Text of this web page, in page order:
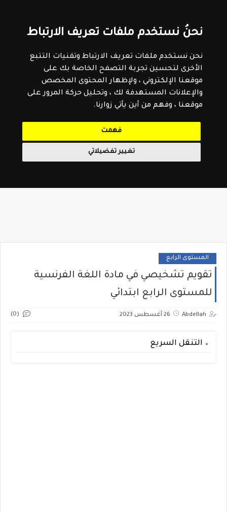
نحنُ نستخدم ملفات تعريف الارتباط
نحن نستخدم ملفات تعريف الارتباط وتقنيات التتبع
الأخرى لتحسين تجربة التصفح الخاصة بك على
موقعنا الإلكتروني ، ولإظهار المحتوى المخصص
والإعلانات المستهدفة لك ، وتحليل حركة المرور على
موقعنا ، وفهم من أين يأتي زوارنا.
فهمت
تغيير تفضيلاتي
المستوى الرابع
تقويم تشخيصي في مادة اللغة الفرنسية
للمستوى الرابع ابتدائي
Abdellah 26 أغسطس 2023 (0)
التنقل السريع